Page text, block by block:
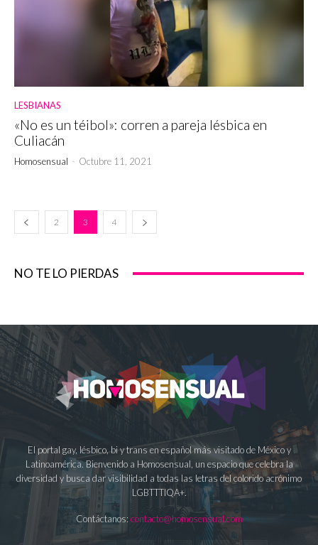
LESBIANAS
«No es un téibol»: corren a pareja lésbica en
Culiacán
Homosensual - Octubre 11, 2021
2 3 4
NO TE LO PIERDAS
El portal gay, lésbico, bi y trans en español más visitado de México y
Latinoamérica. Bienvenido a Homosensual, un espacio que celebra la
diversidad y busca dar visibilidad a todas las letras del colorido acrónimo
LGBTTTIQA+.
Contáctanos: contacto@homosensual.com